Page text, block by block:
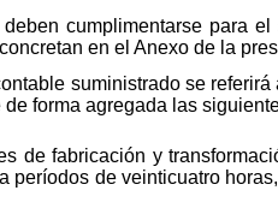
cumplimentarse para el
en el Anexo de la
suministrado se referirá
forma agregada las
de fabricación y
períodos de veinticuatro